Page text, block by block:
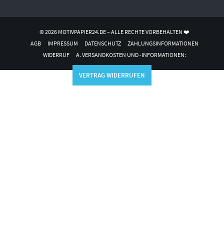
© 2026 MOTIVPAPIER24.DE – ALLE RECHTE VORBEHALTEN ❤️
AGB
IMPRESSUM DATENSCHUTZ
ZAHLUNGSINFORMATIONEN
WIDERRUF
A. VERSANDKOSTEN UND -INFORMATIONEN:
VERTRAG WIDERRUFEN